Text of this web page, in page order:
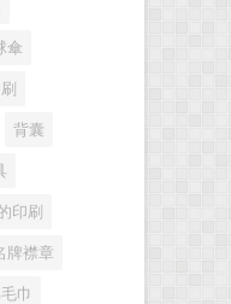
傘
背囊
印刷
牌襟章
巾